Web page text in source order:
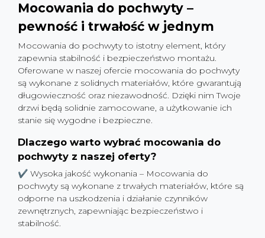
Mocowania do pochwyty –
pewność i trwałość w jednym
Mocowania do pochwyty to istotny element, który
zapewnia stabilność i bezpieczeństwo montażu.
Oferowane w naszej ofercie mocowania do pochwyty
są wykonane z solidnych materiałów, które gwarantują
długowieczność oraz niezawodność. Dzięki nim Twoje
drzwi będą solidnie zamocowane, a użytkowanie ich
stanie się wygodne i bezpieczne.
Dlaczego warto wybrać mocowania do
pochwyty z naszej oferty?
✔ Wysoka jakość wykonania – Mocowania do
pochwyty są wykonane z trwałych materiałów, które są
odporne na uszkodzenia i działanie czynników
zewnętrznych, zapewniając bezpieczeństwo i
stabilność.